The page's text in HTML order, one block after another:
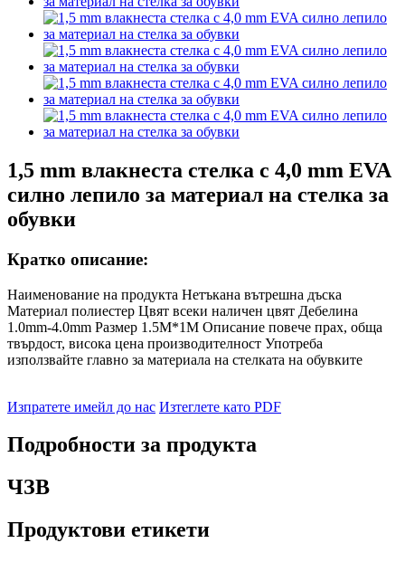
1,5 mm влакнеста стелка с 4,0 mm EVA
силно лепило за материал на стелка за
обувки
Кратко описание:
Наименование на продукта Нетъкана вътрешна дъска
Материал полиестер Цвят всеки наличен цвят Дебелина
1.0mm-4.0mm Размер 1.5M*1M Описание повече прах, обща
твърдост, висока цена производителност Употреба
използвайте главно за материала на стелката на обувките
Изпратете имейл до нас Изтеглете като PDF
Подробности за продукта
ЧЗВ
Продуктови етикети